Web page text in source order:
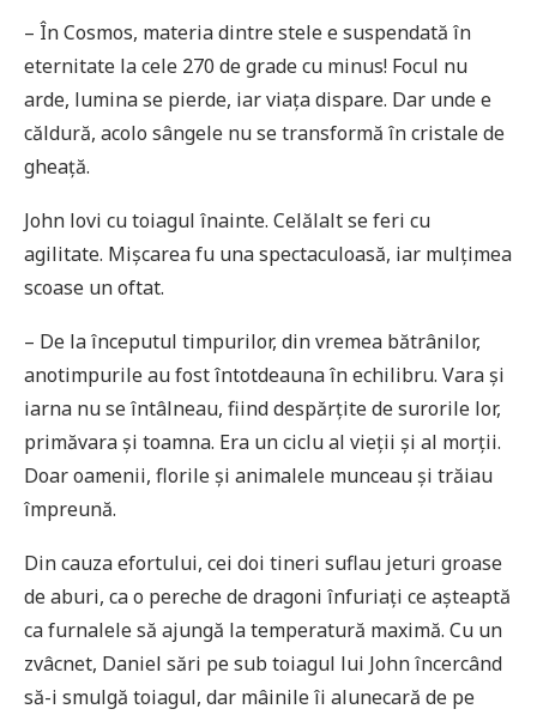
– În Cosmos, materia dintre stele e suspendată în
eternitate la cele 270 de grade cu minus! Focul nu
arde, lumina se pierde, iar viața dispare. Dar unde e
căldură, acolo sângele nu se transformă în cristale de
gheață.
John lovi cu toiagul înainte. Celălalt se feri cu
agilitate. Mișcarea fu una spectaculoasă, iar mulțimea
scoase un oftat.
– De la începutul timpurilor, din vremea bătrânilor,
anotimpurile au fost întotdeauna în echilibru. Vara și
iarna nu se întâlneau, fiind despărțite de surorile lor,
primăvara și toamna. Era un ciclu al vieții și al morții.
Doar oamenii, florile și animalele munceau și trăiau
împreună.
Din cauza efortului, cei doi tineri suflau jeturi groase
de aburi, ca o pereche de dragoni înfuriați ce așteaptă
ca furnalele să ajungă la temperatură maximă. Cu un
zvâcnet, Daniel sări pe sub toiagul lui John încercând
să-i smulgă toiagul, dar mâinile îi alunecară de pe